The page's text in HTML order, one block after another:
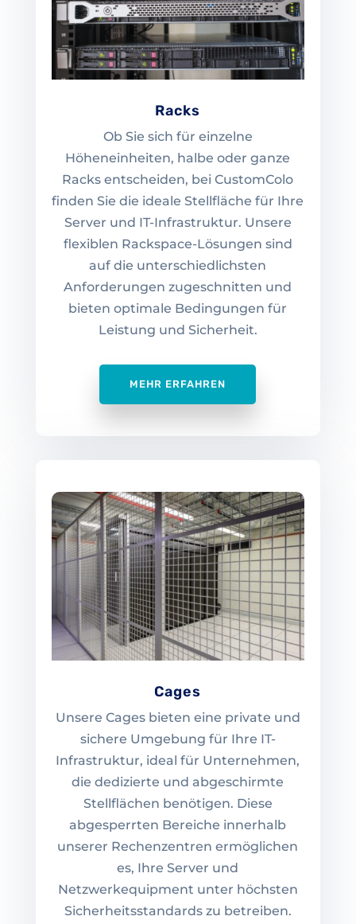
Racks
Ob Sie sich für einzelne
Höheneinheiten, halbe oder ganze
Racks entscheiden, bei CustomColo
finden Sie die ideale Stellfläche für Ihre
Server und IT-Infrastruktur. Unsere
flexiblen Rackspace-Lösungen sind
auf die unterschiedlichsten
Anforderungen zugeschnitten und
bieten optimale Bedingungen für
Leistung und Sicherheit.
MEHR ERFAHREN
Cages
Unsere Cages bieten eine private und
sichere Umgebung für Ihre IT-
Infrastruktur, ideal für Unternehmen,
die dedizierte und abgeschirmte
Stellflächen benötigen. Diese
abgesperrten Bereiche innerhalb
unserer Rechenzentren ermöglichen
es, Ihre Server und
Netzwerkequipment unter höchsten
Sicherheitsstandards zu betreiben.